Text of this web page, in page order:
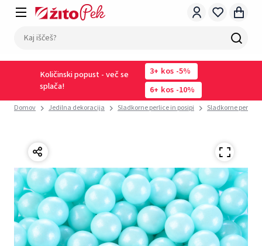
Količinski popust - več se
splača!
3 kos -5%
6
kos -10%
Domov Jedilna dekoracija Sladkorne perlice in posipi Sladkorne perlice